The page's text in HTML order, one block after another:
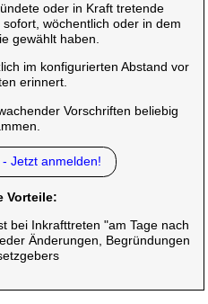
oder in Kraft tretende
wöchentlich oder in dem
gewählt haben.
im konfigurierten Abstand vor
erinnert.
Vorschriften beliebig
Jetzt anmelden!
Vorteile:
bei Inkrafttreten "am Tage nach
Änderungen, Begründungen